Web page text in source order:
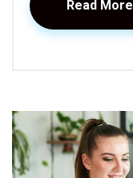
Read More